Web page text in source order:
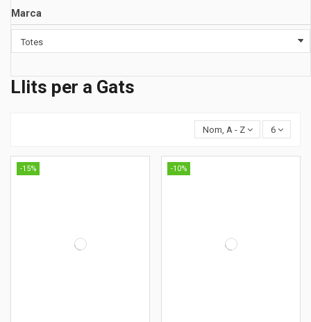
Llits per a Gats
Nom, A - Z 6
-15% -10%
Marca